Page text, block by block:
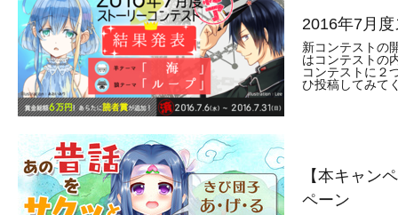
2016年7月
新コンテストの
はコンテストの
コンテストに２
ひ投稿してみて
【本キャン
ペーン